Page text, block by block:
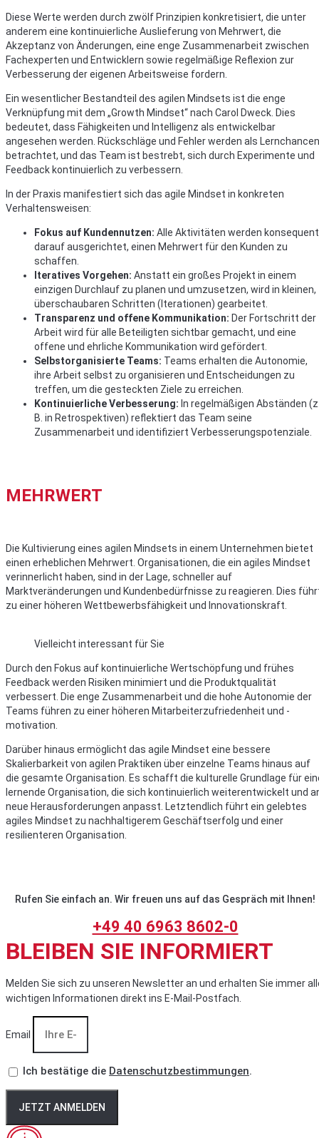
Diese Werte werden durch zwölf Prinzipien konkretisiert, die unter
anderem eine kontinuierliche Auslieferung von Mehrwert, die
Akzeptanz von Änderungen, eine enge Zusammenarbeit zwischen
Fachexperten und Entwicklern sowie regelmäßige Reflexion zur
Verbesserung der eigenen Arbeitsweise fordern.
Ein wesentlicher Bestandteil des agilen Mindsets ist die enge
Verknüpfung mit dem „Growth Mindset“ nach Carol Dweck. Dies
bedeutet, dass Fähigkeiten und Intelligenz als entwickelbar
angesehen werden. Rückschläge und Fehler werden als Lernchancen
betrachtet, und das Team ist bestrebt, sich durch Experimente und
Feedback kontinuierlich zu verbessern.
In der Praxis manifestiert sich das agile Mindset in konkreten
Verhaltensweisen:
Fokus auf Kundennutzen: Alle Aktivitäten werden konsequent
darauf ausgerichtet, einen Mehrwert für den Kunden zu
schaffen.
Iteratives Vorgehen: Anstatt ein großes Projekt in einem
einzigen Durchlauf zu planen und umzusetzen, wird in kleinen,
überschaubaren Schritten (Iterationen) gearbeitet.
Transparenz und offene Kommunikation: Der Fortschritt der
Arbeit wird für alle Beteiligten sichtbar gemacht, und eine
offene und ehrliche Kommunikation wird gefördert.
Selbstorganisierte Teams: Teams erhalten die Autonomie,
ihre Arbeit selbst zu organisieren und Entscheidungen zu
treffen, um die gesteckten Ziele zu erreichen.
Kontinuierliche Verbesserung: In regelmäßigen Abständen
B. in Retrospektiven) reflektiert das Team seine
Zusammenarbeit und identifiziert Verbesserungspotenziale.
MEHRWERT
Die Kultivierung eines agilen Mindsets in einem Unternehmen bietet
einen erheblichen Mehrwert. Organisationen, die ein agiles Mindset
verinnerlicht haben, sind in der Lage, schneller auf
Marktveränderungen und Kundenbedürfnisse zu reagieren. Dies
zu einer höheren Wettbewerbsfähigkeit und Innovationskraft.
Vielleicht interessant für Sie
Durch den Fokus auf kontinuierliche Wertschöpfung und frühes
Feedback werden Risiken minimiert und die Produktqualität
verbessert. Die enge Zusammenarbeit und die hohe Autonomie der
Teams führen zu einer höheren Mitarbeiterzufriedenheit und -
motivation.
Darüber hinaus ermöglicht das agile Mindset eine bessere
Skalierbarkeit von agilen Praktiken über einzelne Teams hinaus auf
die gesamte Organisation. Es schafft die kulturelle Grundlage für
lernende Organisation, die sich kontinuierlich weiterentwickelt und
neue Herausforderungen anpasst. Letztendlich führt ein gelebtes
agiles Mindset zu nachhaltigerem Geschäftserfolg und einer
resilienteren Organisation.
Rufen Sie einfach an. Wir freuen uns auf das Gespräch mit Ihnen!
+49 40 6963 8602-0
BLEIBEN SIE INFORMIERT
Melden Sie sich zu unseren Newsletter an und erhalten Sie immer
wichtigen Informationen direkt ins E-Mail-Postfach.
Email
Ich bestätige die Datenschutzbestimmungen.
JETZT ANMELDEN